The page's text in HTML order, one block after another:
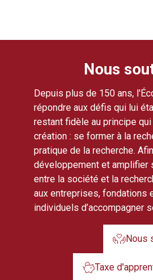
Nous
Depuis plus de 150 ans,
répondre aux défis qui lui
restant fidèle au principe qui
création : se former à la
pratique de la recherche.
développement et amplifier
entre la société et la
aux entreprises, fondations
individuels d’accompagner
Nous
Taxe